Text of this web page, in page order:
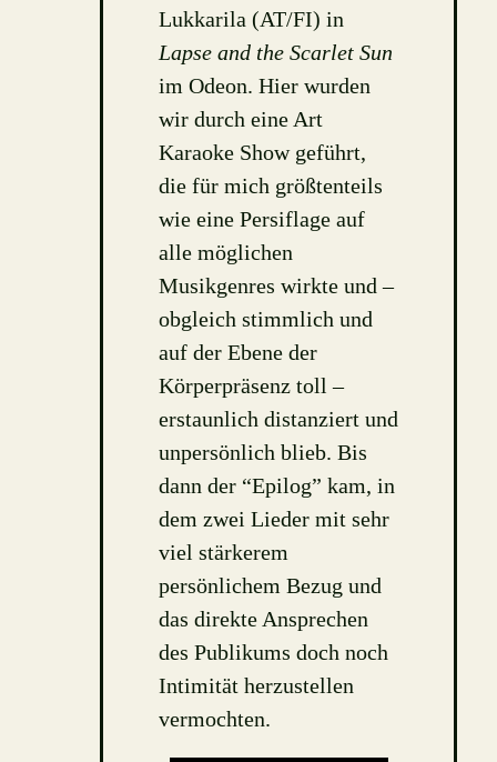
Lukkarila (AT/FI) in
Lapse and the Scarlet Sun
im Odeon. Hier wurden
wir durch eine Art
Karaoke Show geführt,
die für mich größtenteils
wie eine Persiflage auf
alle möglichen
Musikgenres wirkte und –
obgleich stimmlich und
auf der Ebene der
Körperpräsenz toll –
erstaunlich distanziert und
unpersönlich blieb. Bis
dann der “Epilog” kam, in
dem zwei Lieder mit sehr
viel stärkerem
persönlichem Bezug und
das direkte Ansprechen
des Publikums doch noch
Intimität herzustellen
vermochten.